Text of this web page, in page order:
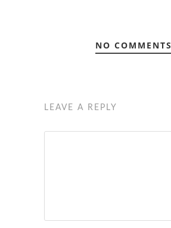
NO COMMENTS
LEAVE A REPLY